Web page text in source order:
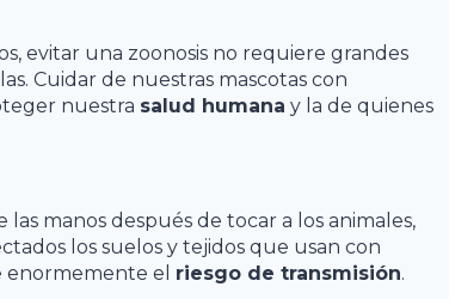
evitar una zoonosis no requiere grandes
Cuidar de nuestras mascotas con
nuestra salud humana y la de quienes
las manos después de tocar a los animales,
los suelos y tejidos que usan con
enormemente el riesgo de transmisión.